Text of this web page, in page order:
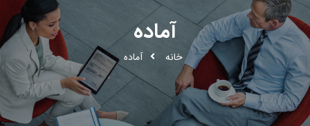
آماده
خانه آماده